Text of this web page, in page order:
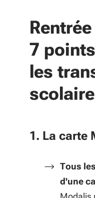
7
les
1. La carte
Tous
d'une